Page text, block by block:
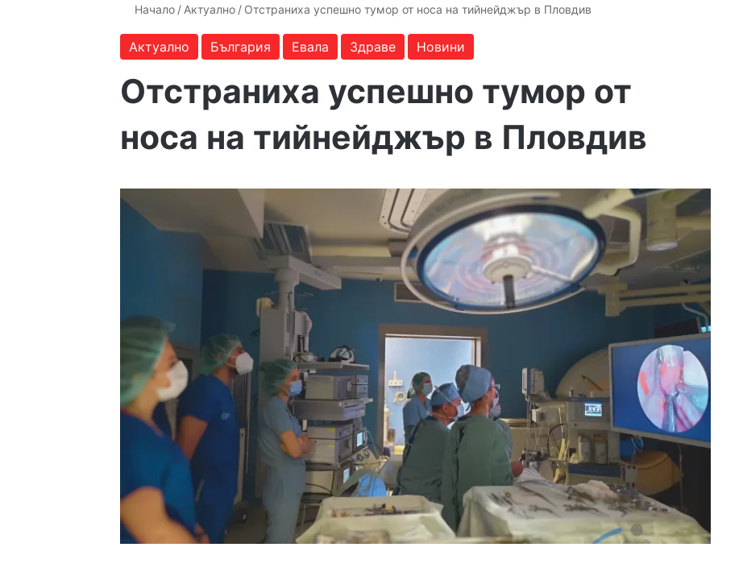
Начало / Актуално / Отстраниха успешно тумор от носа на тийнейджър в Пловдив
Актуално България Евала Здраве Новини
Отстраниха успешно тумор от
носа на тийнейджър в Пловдив